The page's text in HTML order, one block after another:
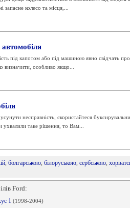
колесо та місця,...
під капотом або під машиною явно свідчать
визначити, особливо якщо...
несправність, скористайтеся
таке рішення, то Вам...
, болгарською, білоруською, сербською,
Ford:
1 (1998-2004)